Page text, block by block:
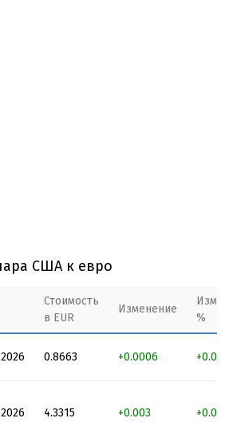
США к евро
Стоимость
в EUR
Изменение
%
0.8663 +0.0006
4.3315 +0.003